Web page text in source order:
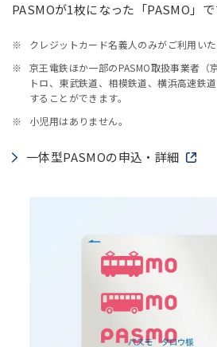
PASMOが1枚になった「PASMO」で
クレジットカード名義人のみがご利用いた
京王電鉄ほか一部のPASMO取扱事業者（
トロ、東武鉄道、相模鉄道、横浜高速鉄
することができます。
小児用はありません。
一体型PASMOの申込・詳細 新し